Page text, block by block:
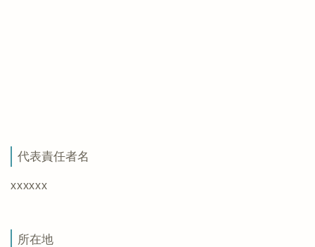
代表責任者名
xxxxxx
所在地